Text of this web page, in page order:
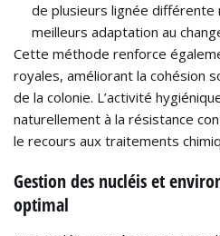
de plusieurs lignée
meilleurs adaptation au
Cette méthode renforce
royales, améliorant la cohésion
de la colonie. L’activité
naturellement à la résistance
le recours aux traitements
Gestion des nucléis et
optimal